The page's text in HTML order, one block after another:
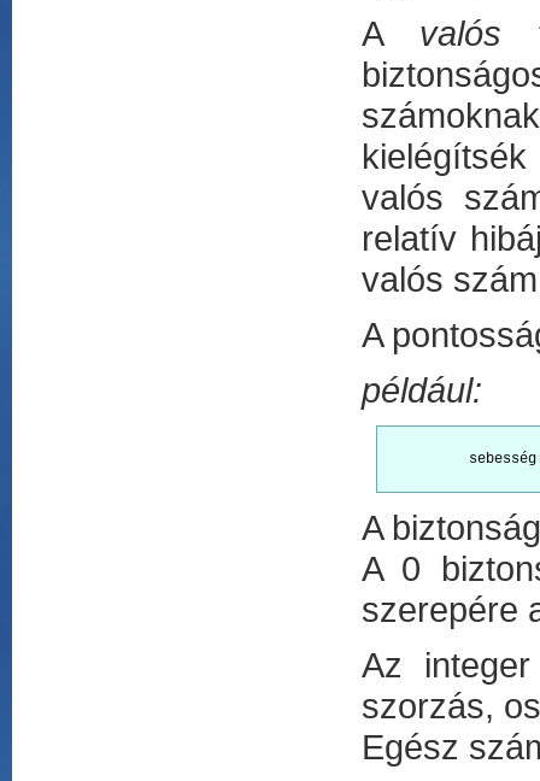
A valós
valós
relatív
valós
A
például:
A
A 0
szerepére
Az
szorzás,
Egész